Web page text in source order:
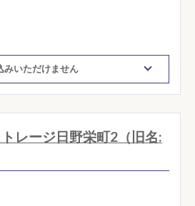
みいただけません
レージ日野栄町2（旧名: